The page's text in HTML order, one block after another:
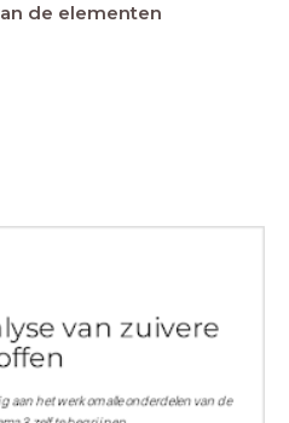
de elementen